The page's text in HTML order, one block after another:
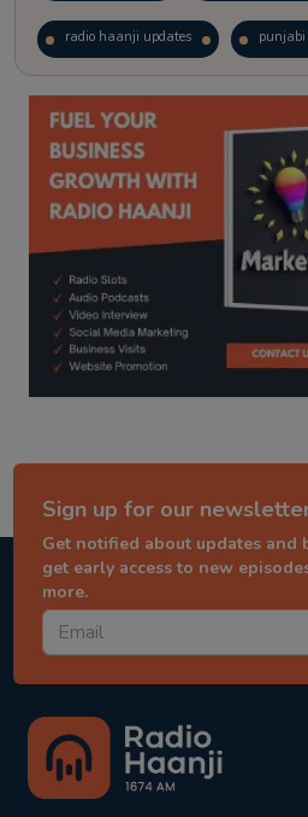
radio haanji updates
kitaab kahani punjabi story
Sign up for our
Get notified about updates and
get early access to new
more.